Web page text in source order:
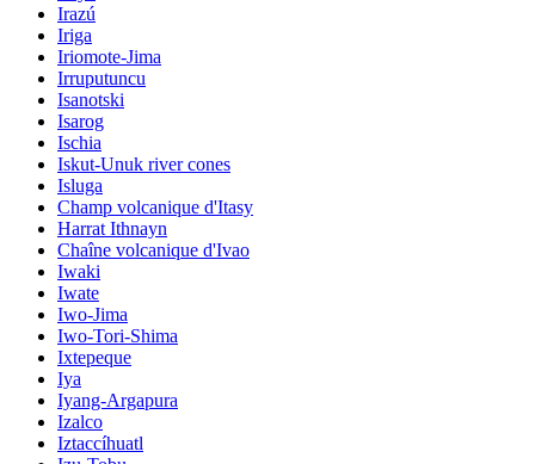
Irazú
Iriga
Iriomote-Jima
Irruputuncu
Isanotski
Isarog
Ischia
Iskut-Unuk river cones
Isluga
Champ volcanique d'Itasy
Harrat Ithnayn
Chaîne volcanique d'Ivao
Iwaki
Iwate
Iwo-Jima
Iwo-Tori-Shima
Ixtepeque
Iya
Iyang-Argapura
Izalco
Iztaccíhuatl